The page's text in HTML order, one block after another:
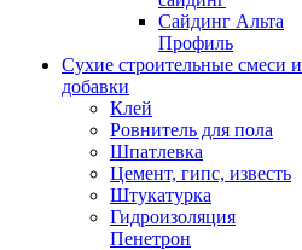
Сайдинг Альта
Профиль
Сухие строительные смеси и
добавки
Клей
Ровнитель для пола
Шпатлевка
Цемент, гипс, известь
Штукатурка
Гидроизоляция
Пенетрон